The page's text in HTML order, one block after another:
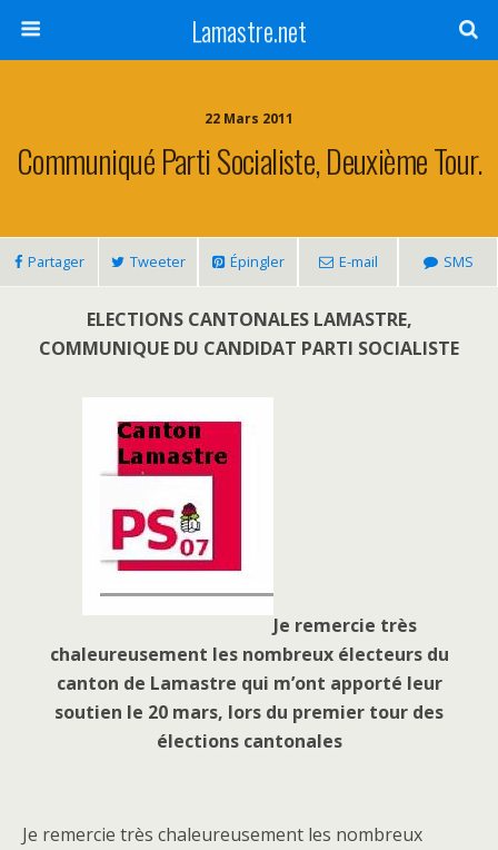
Lamastre.net
22 Mars 2011
Communiqué Parti Socialiste, Deuxième Tour.
Partager Tweeter Épingler E-mail SMS
ELECTIONS CANTONALES LAMASTRE,
COMMUNIQUE DU CANDIDAT PARTI SOCIALISTE
Je remercie très
chaleureusement les nombreux électeurs du
canton de Lamastre qui m’ont apporté leur
soutien le 20 mars, lors du premier tour des
élections cantonales
Je remercie très chaleureusement les nombreux